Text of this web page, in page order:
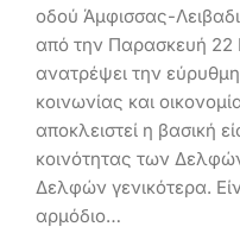
οδού Άμφισσας-
από την Παρασκευή 22
ανατρέψει την εύρυθμη
κοινωνίας και
αποκλειστεί η βασική
κοινότητας των
Δελφών γενικότερα.
αρμόδιο…